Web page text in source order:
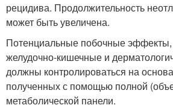
рецидива. Продолжительность
может быть увеличена.
Потенциальные побочные эффекты,
желудочно-кишечные и
должны контролироваться на
полученных с помощью полной
метаболической панели.